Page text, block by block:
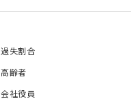
過失割合
高齢者
会社役員